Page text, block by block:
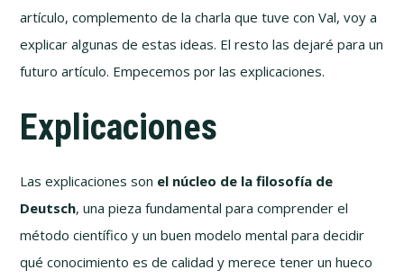
artículo, complemento de la charla que tuve con Val, voy a
explicar algunas de estas ideas. El resto las dejaré para un
futuro artículo. Empecemos por las explicaciones.
Explicaciones
Las explicaciones son el núcleo de la filosofía de
Deutsch, una pieza fundamental para comprender el
método científico y un buen modelo mental para decidir
qué conocimiento es de calidad y merece tener un hueco